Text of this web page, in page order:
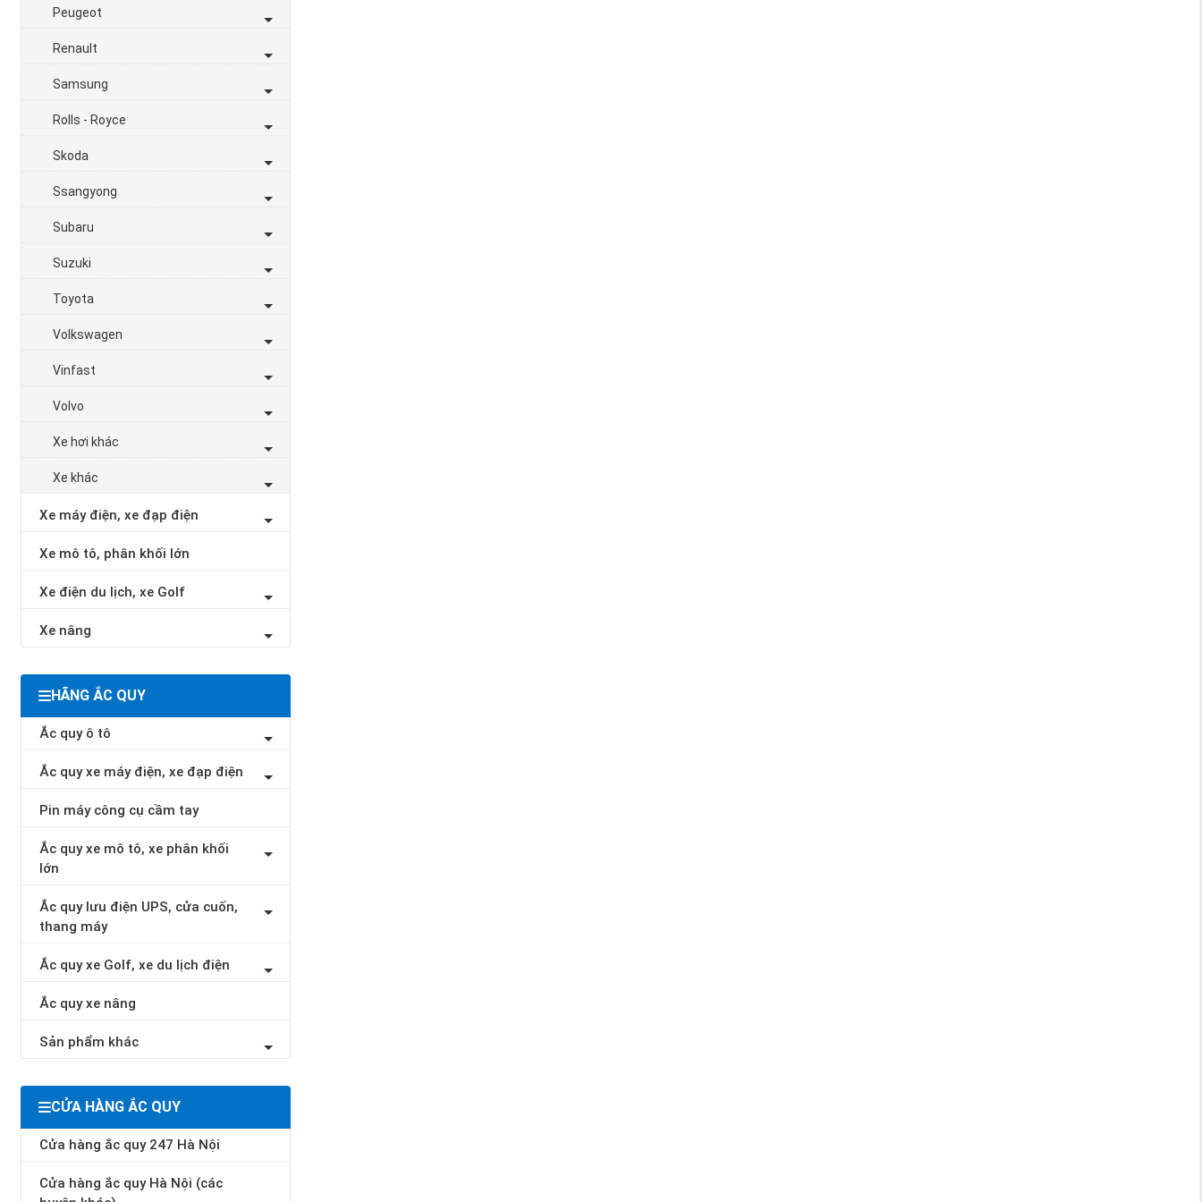
Peugeot
Renault
Samsung
Rolls - Royce
Skoda
Ssangyong
Subaru
Suzuki
Toyota
Volkswagen
Vinfast
Volvo
Xe hơi khác
Xe khác
Xe máy điện, xe đạp điện
Xe mô tô, phân khối lớn
Xe điện du lịch, xe Golf
Xe nâng
HÃNG ẮC QUY
Ắc quy ô tô
Ắc quy xe máy điện, xe đạp điện
Pin máy công cụ cầm tay
Ắc quy xe mô tô, xe phân khối
lớn
Ắc quy lưu điện UPS, cửa cuốn,
thang máy
Ắc quy xe Golf, xe du lịch điện
Ắc quy xe nâng
Sản phẩm khác
CỬA HÀNG ẮC QUY
Cửa hàng ắc quy 247 Hà Nội
Cửa hàng ắc quy Hà Nội (các